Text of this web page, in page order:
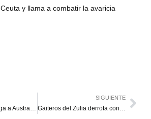
Ceuta y llama a combatir la avaricia
Julian Assange llega a Australia tras formalizar su libertad
SIGUIENTE
Gaiteros del Zulia derrota con firmeza a Centauros de Portuguesa